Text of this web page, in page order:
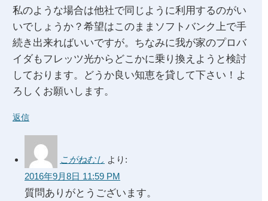
私のような場合は他社で同じように利用するのがい
いでしょうか？希望はこのままソフトバンク上で手
続き出来ればいいですが。ちなみに我が家のプロバ
イダもフレッツ光からどこかに乗り換えようと検討
しております。どうか良い知恵を貸して下さい！よ
ろしくお願いします。
返信
こがねむし より:
2016年9月8日 11:59 PM
質問ありがとうございます。